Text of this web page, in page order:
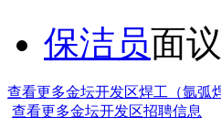
保洁员面议
查看更多金坛开发区焊工（氩弧
查看更多金坛开发区招聘信息